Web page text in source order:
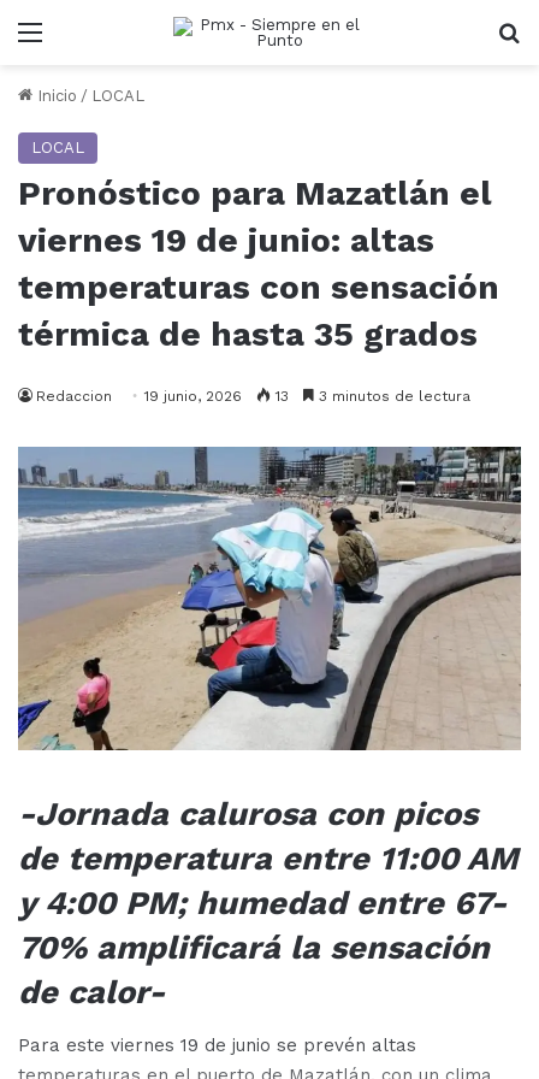
Menu
Inicio / LOCAL
LOCAL
Pronóstico para Mazatlán el
viernes 19 de junio: altas
temperaturas con sensación
térmica de hasta 35 grados
Redaccion 19 junio, 2026 13 3 minutos de lectura
-Jornada calurosa con picos
de temperatura entre 11:00 AM
y 4:00 PM; humedad entre 67-
70% amplificará la sensación
de calor-
Para este viernes 19 de junio se prevén altas